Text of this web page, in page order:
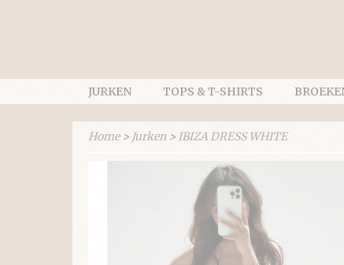
JURKEN TOPS & T-SHIRTS
Home> Jurken> IBIZA DRESS WHITE